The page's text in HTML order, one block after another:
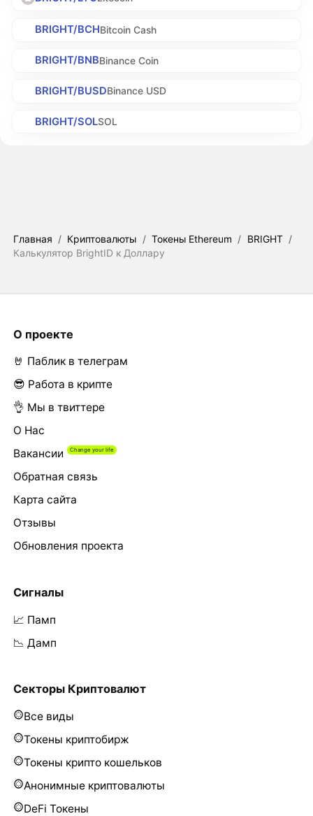
BRIGHT/BCHBitcoin Cash
BRIGHT/BNBBinance Coin
BRIGHT/BUSDBinance USD
BRIGHT/SOLSOL
Главная / Криптовалюты / Токены Ethereum / BRIGHT /
Калькулятор BrightID к Доллару
О проекте
🤘 Паблик в телеграм
😎 Работа в крипте
👌 Мы в твиттере
О Нас
Вакансии
Обратная связь
Карта сайта
Отзывы
Обновления проекта
Сигналы
📈 Памп
📉 Дамп
Секторы Криптовалют
Все виды
Токены криптобирж
Токены крипто кошельков
Анонимные криптовалюты
DeFi Токены